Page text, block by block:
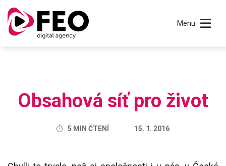
Menu
Obsahová síť pro život
5 MIN ČTENÍ 15. 1. 2016